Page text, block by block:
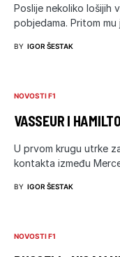
Poslije nekoliko lošijih
pobjedama. Pritom
BY IGOR ŠESTAK
NOVOSTI F1
VASSEUR I
U prvom krugu utrke
kontakta između
BY IGOR ŠESTAK
NOVOSTI F1